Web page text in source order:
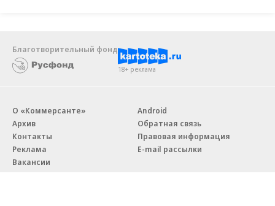
Благотворительный фонд
18+ реклама
О «Коммерсанте»
Архив
Контакты
Реклама
Вакансии
Android
Обратная связь
Правовая информация
E-mail рассылки